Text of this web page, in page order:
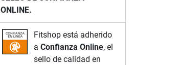
ONLINE.
Fitshop está adherido
a Confianza Online, el
sello de calidad en